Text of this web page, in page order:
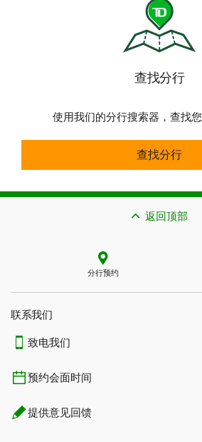
查找分行
使用我们的分行搜索器，查找您
查找分行
查找分行
返回顶部
分行预约
联系我们​​​​​​​
致电我们
预约会面时间
提供意见回馈